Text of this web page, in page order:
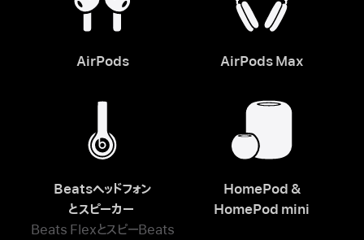
AirPods AirPods Max
Beatsヘッドフォン
とスピーカー
Beats FlexとスピーBeats
HomePod &
HomePod mini